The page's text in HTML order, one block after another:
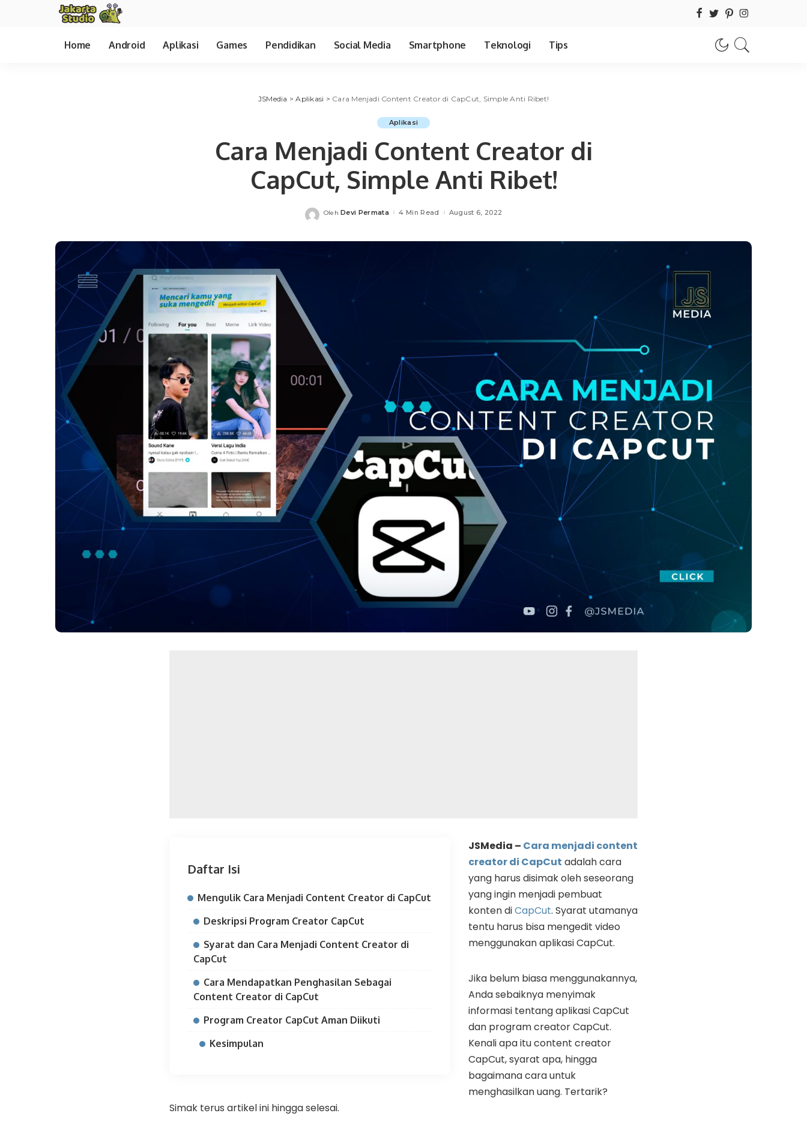
Home Android Aplikasi Games Pendidikan Social Media Smartphone Teknologi Tips
JSMedia >Aplikasi > Cara Menjadi Content Creator di CapCut, Simple Anti Ribet!
Aplikasi
Cara Menjadi Content Creator di
CapCut, Simple Anti Ribet!
Posted
Oleh Devi Permata 4 Min Read August 6, 2022
Daftar Isi
Mengulik Cara Menjadi Content Creator di CapCut
Deskripsi Program Creator CapCut
Syarat dan Cara Menjadi Content Creator di
CapCut
Cara Mendapatkan Penghasilan Sebagai
Content Creator di CapCut
Program Creator CapCut Aman Diikuti
Kesimpulan
JSMedia – Cara menjadi content
creator di CapCut adalah cara
yang harus disimak oleh seseorang
yang ingin menjadi pembuat
konten diCapCut. Syarat utamanya
tentu harus bisa mengedit video
menggunakan aplikasi CapCut.
Jika belum biasa menggunakannya,
Anda sebaiknya menyimak
informasi tentang aplikasi CapCut
dan program creator CapCut.
Kenali apa itu content creator
CapCut, syarat apa, hingga
bagaimana cara untuk
menghasilkan uang. Tertarik?
Simak terus artikel ini hingga selesai.